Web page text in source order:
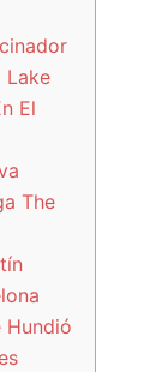
Lake
El
The
Hundió